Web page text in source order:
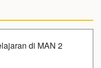
di MAN 2